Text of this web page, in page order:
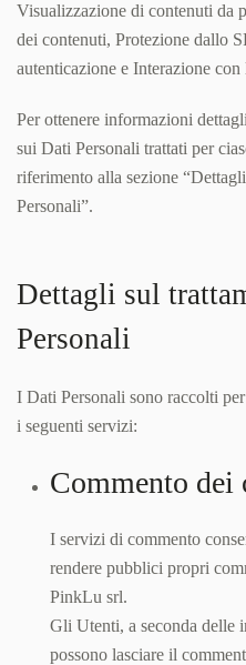
Visualizzazione di contenuti da
dei contenuti, Protezione dallo
autenticazione e Interazione
Per ottenere informazioni
sui Dati Personali trattati per
riferimento alla sezione
Personali”.
Dettagli sul
Personali
I Dati Personali sono raccolti
i seguenti servizi:
Commento dei
I servizi di commento
rendere pubblici propri
PinkLu srl.
Gli Utenti, a seconda delle
possono lasciare il